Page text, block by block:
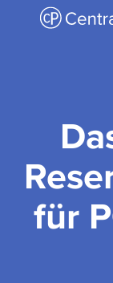
für